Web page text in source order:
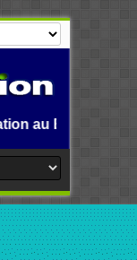
Afrique et dans